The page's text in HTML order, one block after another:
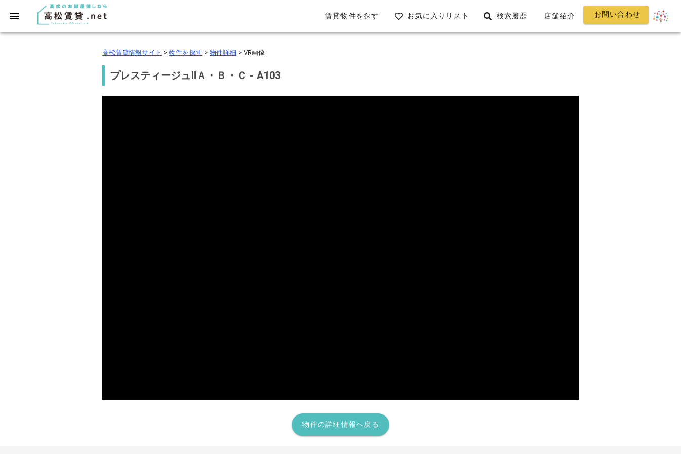
賃貸物件を探す お気に入りリスト 検索履歴 店舗紹介 お問い合わせ
高松賃貸情報サイト > 物件を探す > 物件詳細 > VR画像
プレスティージュⅡＡ・Ｂ・Ｃ - A103
物件の詳細情報へ戻る